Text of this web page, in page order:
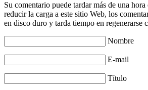
Su comentario puede tardar más de una hora
reducir la carga a este sitio Web, los
en disco duro y tarda tiempo en regenerarse
Nombre
E-mail
Título